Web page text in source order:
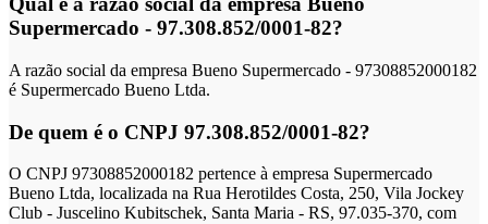
Supermercado - 97.308.852/0001-82?
A razão social da empresa Bueno Supermercado - 97308852000182
é Supermercado Bueno Ltda.
De quem é o CNPJ 97.308.852/0001-82?
O CNPJ 97308852000182 pertence à empresa Supermercado
Bueno Ltda, localizada na Rua Herotildes Costa, 250, Vila Jockey
Club - Juscelino Kubitschek, Santa Maria - RS, 97.035-370, com